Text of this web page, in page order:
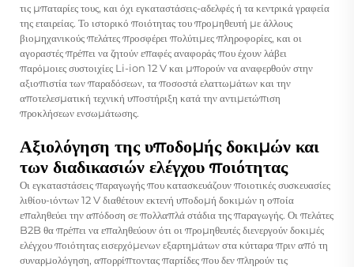
τις μπαταρίες τους, και όχι εγκαταστάσεις-αδελφές ή τα κεντρικά γραφεία
της εταιρείας. Το ιστορικό ποιότητας του προμηθευτή με άλλους
βιομηχανικούς πελάτες προσφέρει πολύτιμες πληροφορίες, και οι
αγοραστές πρέπει να ζητούν επαφές αναφοράς που έχουν λάβει
παρόμοιες συστοιχίες Li-ion 12 V και μπορούν να αναφερθούν στην
αξιοπιστία των παραδόσεων, τα ποσοστά ελαττωμάτων και την
αποτελεσματική τεχνική υποστήριξη κατά την αντιμετώπιση
προκλήσεων ενσωμάτωσης.
Αξιολόγηση της υποδομής δοκιμών και
των διαδικασιών ελέγχου ποιότητας
Οι εγκαταστάσεις παραγωγής που κατασκευάζουν ποιοτικές συσκευασίες
λιθίου-ιόντων 12 V διαθέτουν εκτενή υποδομή δοκιμών η οποία
επαληθεύει την απόδοση σε πολλαπλά στάδια της παραγωγής. Οι πελάτες
B2B θα πρέπει να επαληθεύουν ότι οι προμηθευτές διενεργούν δοκιμές
ελέγχου ποιότητας εισερχόμενων εξαρτημάτων στα κύτταρα πριν από τη
συναρμολόγηση, απορρίπτοντας παρτίδες που δεν πληρούν τις